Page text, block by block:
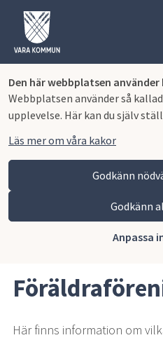
Den här webbplatsen
Webbplatsen använder så
upplevelse. Här kan du själv
Läs mer om våra kakor
Godkänn
Godkänn
Anpassa
Vara kommun
Barn och
Grundskola, anpassad
Här finns information om